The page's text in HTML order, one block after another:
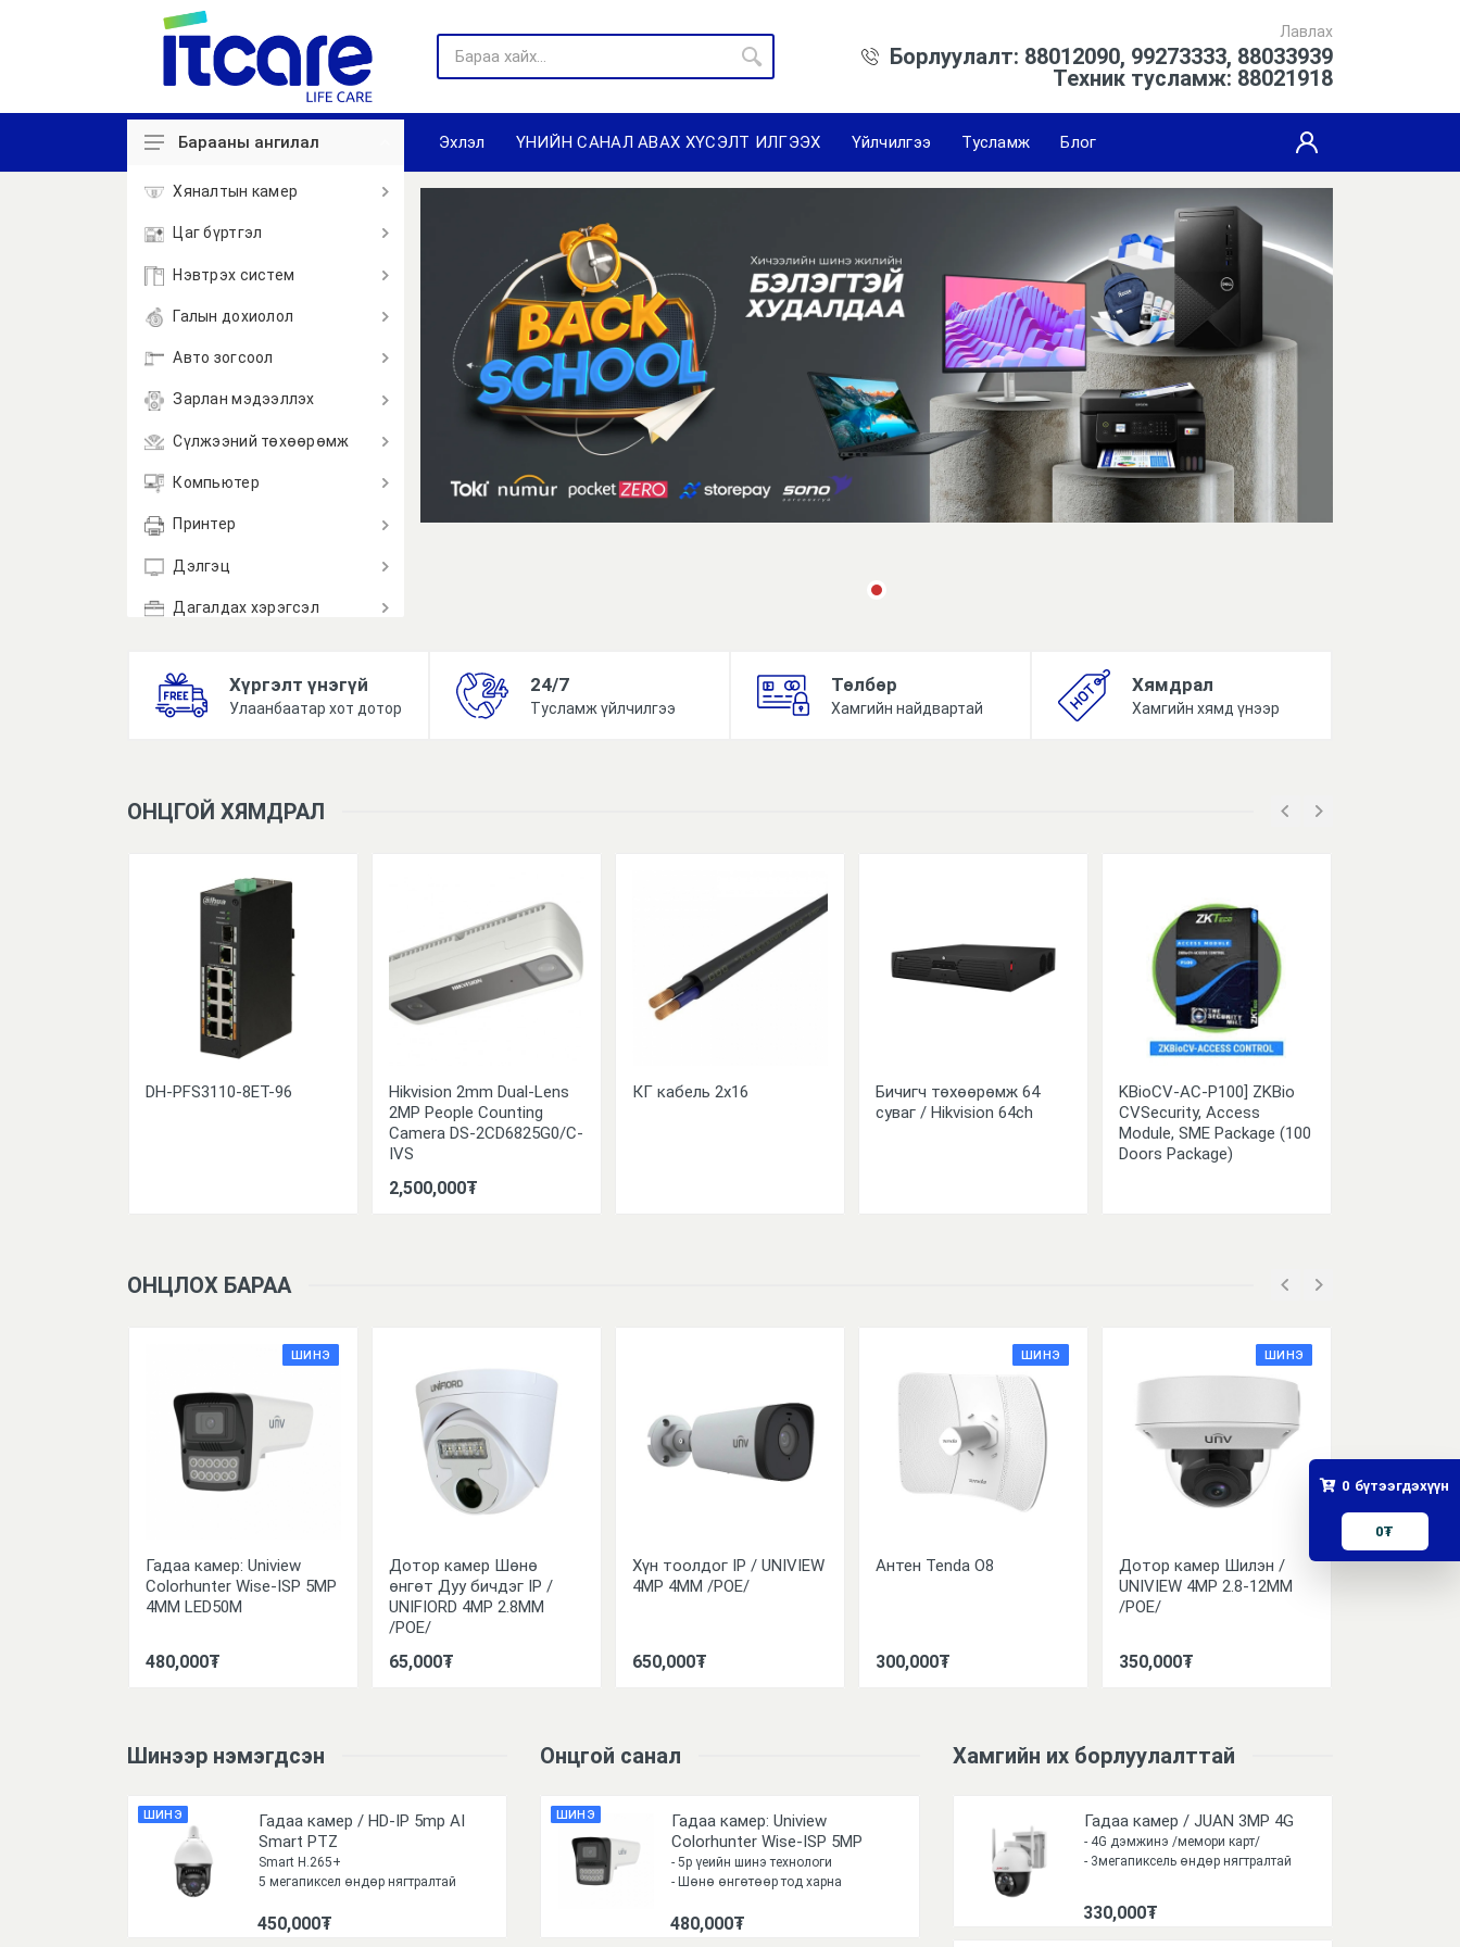
Лавлах
Борлуулалт: 88012090, 99273333, 88033939
Техник тусламж: 88021918
Хяналтын камер
Цаг бүртгэл
Нэвтрэх систем
Галын дохиолол
Авто зогсоол
Зарлан мэдээллэх
Сүлжээний төхөөрөмж
Компьютер
Принтер
Дэлгэц
Дагалдах хэрэгсэл
Барааны ангилал Эхлэл ҮНИЙН САНАЛ АВАХ ХҮСЭЛТ ИЛГЭЭХ Үйлчилгээ Тусламж Блог
Хүргэлт үнэгүй
Улаанбаатар хот дотор
24/7
Тусламж үйлчилгээ
Төлбөр
Хамгийн найдвартай
Хямдрал
Хамгийн хямд үнээр
ОНЦГОЙ ХЯМДРАЛ
DH-PFS3110-8ET-96
Hikvision 2mm Dual-Lens
2MP People Counting
Camera DS-2CD6825G0/C-
IVS
2,500,000₮
КГ кабель 2х16
Бичигч төхөөрөмж 64
суваг / Hikvision 64ch
KBioCV-AC-P100] ZKBio
CVSecurity, Access
Module, SME Package (100
Doors Package)
ОНЦЛОХ БАРАА
ШИНЭ
Гадаа камер: Uniview
Colorhunter Wise-ISP 5MP
4MM LED50M
480,000₮
Дотор камер Шөнө
өнгөт Дуу бичдэг IP /
UNIFIORD 4MP 2.8MM
/POE/
65,000₮
Хүн тоолдог IP / UNIVIEW
4MP 4MM /POE/
650,000₮
ШИНЭ
Антен Tenda O8
300,000₮
ШИНЭ
Дотор камер Шилэн /
UNIVIEW 4MP 2.8-12MM
/POE/
350,000₮
Гадаа
Шинээр нэмэгдсэн
ШИНЭ
Гадаа камер / HD-IP 5mp AI
Smart PTZ
Smart H.265+
5 мегапиксел өндөр нягтралтай
Хүчдэл: DC12V
450,000₮
Онцгой санал
ШИНЭ
Гадаа камер: Uniview
Colorhunter Wise-ISP 5MP
4MM LED50M
- 5р үеийн шинэ технологи
- Шөнө өнгөтөөр тод харна
- Өөр дээрээ мик, болон
480,000₮
Хамгийн их борлуулалттай
Гадаа камер / JUAN 3MP 4G
- 4G дэмжинэ /мемори карт/
- 3мегапиксель өндөр нягтралтай
- 64GB Memory Card
330,000₮
0 бүтээгдэхүүн
0₮